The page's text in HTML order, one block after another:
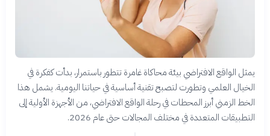
يمثل الواقع الافتراضي بيئة محاكاة غامرة تتطور باستمرار، بدأت كفكرة في
الخيال العلمي وتطورت لتصبح تقنية أساسية في حياتنا اليومية. يشمل هذا
الخط الزمني أبرز المحطات في رحلة الواقع الافتراضي، من الأجهزة الأولية إلى
التطبيقات المتعددة في مختلف المجالات حتى عام 2026.